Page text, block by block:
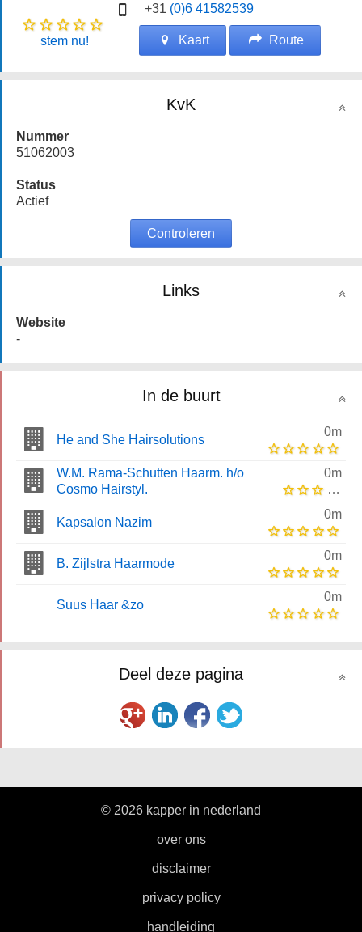
+31 (0)6 41582539
stem nu! Kaart Route
KvK
Nummer
51062003
Status
Actief
Controleren
Links
Website
-
In de buurt
He and She Hairsolutions
0m
W.M. Rama-Schutten Haarm. h/o
Cosmo Hairstyl.
0m
Kapsalon Nazim
0m
B. Zijlstra Haarmode
0m
Suus Haar &zo
0m
Deel deze pagina
© 2026 kapper in nederland
over ons
disclaimer
privacy policy
handleiding